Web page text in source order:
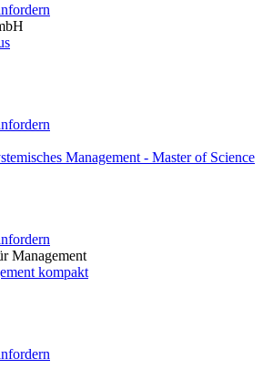
Management - Master of Science
Management
kompakt